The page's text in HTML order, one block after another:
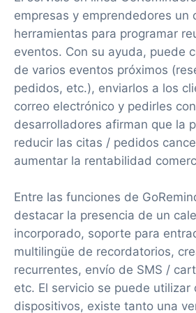
empresas y emprendedores un
herramientas para programar
eventos. Con su ayuda, puede
de varios eventos próximos
pedidos, etc.), enviarlos a los
correo electrónico y pedirles
desarrolladores afirman que la
reducir las citas / pedidos
aumentar la rentabilidad
Entre las funciones de
destacar la presencia de un
incorporado, soporte para
multilingüe de recordatorios,
recurrentes, envío de SMS /
etc. El servicio se puede
dispositivos, existe tanto una